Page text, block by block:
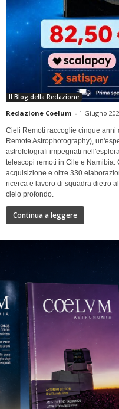
Il Blog della Redazione
Redazione Coelum - 1 Giugno
Cieli Remoti raccoglie cinque anni
Remote Astrophotography),
astrofotografi impegnati
telescopi remoti in Cile e Namibia.
acquisizione e oltre 330
ricerca e lavoro di squadra dietro
cielo profondo.
Continua a leggere